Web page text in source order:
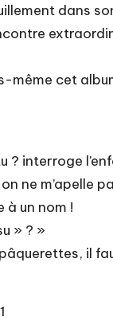
dans
même cet
? interroge
ne m’apelle
à un nom !
» ? »
il